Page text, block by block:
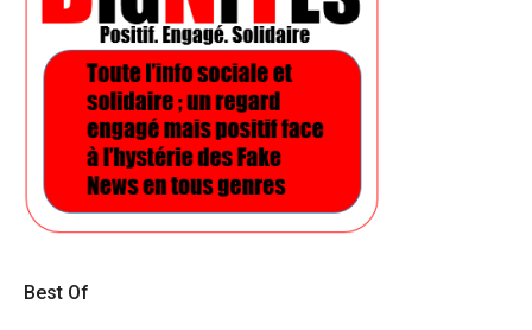
Best Of